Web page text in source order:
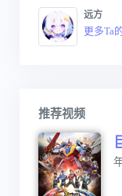
远方
更多Ta
推荐视频